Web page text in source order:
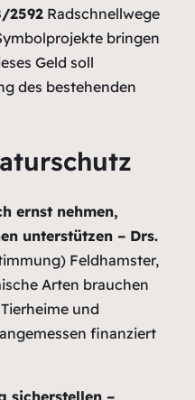
2592 Radschnellwege
bringen
Geld soll
des bestehenden
ernst nehmen,
unterstützen – Drs.
Feldhamster,
Arten brauchen
und
finanziert
sicherstellen –